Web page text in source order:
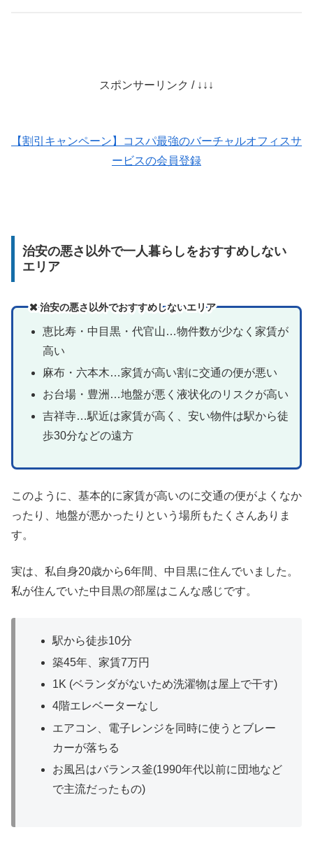
スポンサーリンク / ↓↓↓
【割引キャンペーン】コスパ最強のバーチャルオフィスサ
ービスの会員登録
治安の悪さ以外で一人暮らしをおすすめしない
エリア
治安の悪さ以外でおすすめしないエリア
恵比寿・中目黒・代官山…物件数が少なく家賃が
高い
麻布・六本木…家賃が高い割に交通の便が悪い
お台場・豊洲…地盤が悪く液状化のリスクが高い
吉祥寺…駅近は家賃が高く、安い物件は駅から徒
歩30分などの遠方
このように、基本的に家賃が高いのに交通の便がよくなか
ったり、地盤が悪かったりという場所もたくさんありま
す。
実は、私自身20歳から6年間、中目黒に住んでいました。
私が住んでいた中目黒の部屋はこんな感じです。
駅から徒歩10分
築45年、家賃7万円
1K (ベランダがないため洗濯物は屋上で干す)
4階エレベーターなし
エアコン、電子レンジを同時に使うとブレー
カーが落ちる
お風呂はバランス釜(1990年代以前に団地など
で主流だったもの)